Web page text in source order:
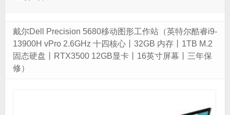
戴尔Dell Precision 5680移动图形工作站（英特尔酷睿i9-
13900H vPro 2.6GHz 十四核心丨32GB 内存丨1TB M.2
固态硬盘丨RTX3500 12GB显卡丨16英寸屏幕丨三年保
修）